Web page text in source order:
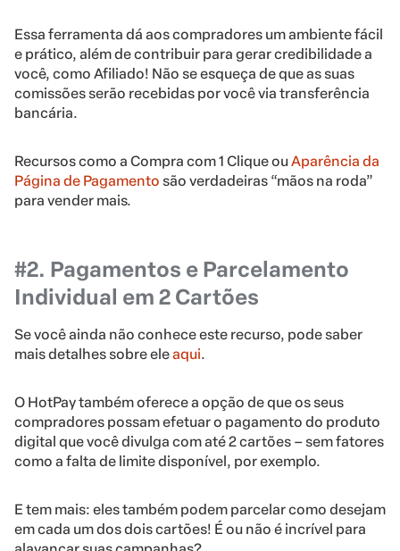
Essa ferramenta dá aos compradores um ambiente fácil
e prático, além de contribuir para gerar credibilidade a
você, como Afiliado! Não se esqueça de que as suas
comissões serão recebidas por você via transferência
bancária.
Recursos como a Compra com 1 Clique ouAparência da
Página de Pagamento são verdadeiras “mãos na roda”
para vender mais.
#2. Pagamentos e Parcelamento
Individual em 2 Cartões
Se você ainda não conhece este recurso, pode saber
mais detalhes sobre eleaqui.
O HotPay também oferece a opção de que os seus
compradores possam efetuar o pagamento do produto
digital que você divulga com até 2 cartões – sem fatores
como a falta de limite disponível, por exemplo.
E tem mais: eles também podem parcelar como desejam
em cada um dos dois cartões! É ou não é incrível para